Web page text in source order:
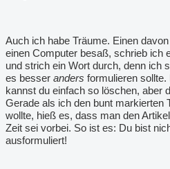
Auch ich habe Träume. Einen
einen Computer besaß, schrieb ich
und strich ein Wort durch, denn ich
es besser anders formulieren
kannst du einfach so löschen, aber
Gerade als ich den bunt markierten
wollte, hieß es, dass man den
Zeit sei vorbei. So ist es: Du bist
ausformuliert!